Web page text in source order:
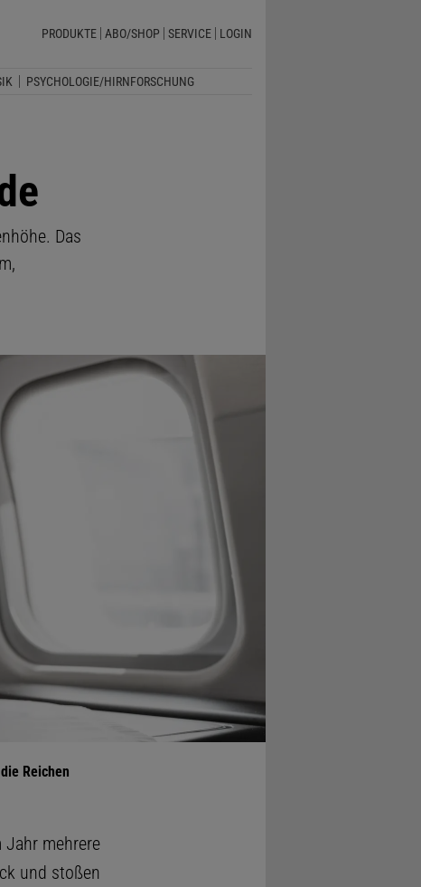
PRODUKTE ABO/SHOP SERVICE LOGIN
PSYCHOLOGIE/HIRNFORSCHUNG
Das
Reichen
Jahr mehrere
und stoßen